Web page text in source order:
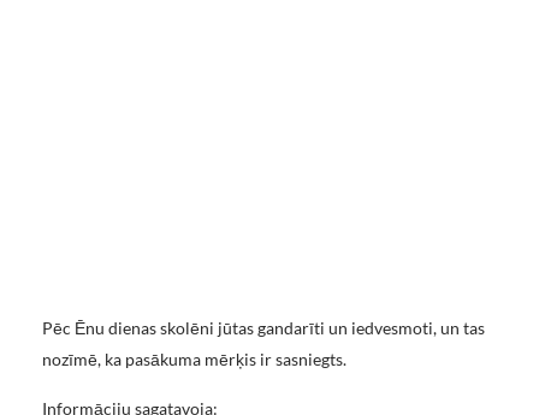
Pēc Ēnu dienas skolēni jūtas gandarīti un iedvesmoti, un tas
nozīmē, ka pasākuma mērķis ir sasniegts.
Informāciju sagatavoja: